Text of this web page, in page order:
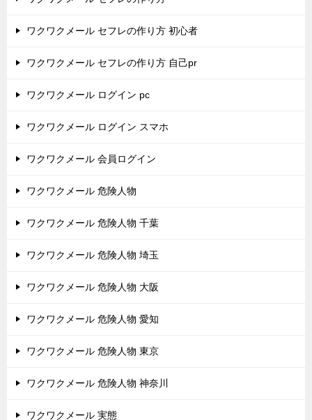
ワクワクメール セフレの作り方 初心者
ワクワクメール セフレの作り方 自己pr
ワクワクメール ログイン pc
ワクワクメール ログイン スマホ
ワクワクメール 会員ログイン
ワクワクメール 危険人物
ワクワクメール 危険人物 千葉
ワクワクメール 危険人物 埼玉
ワクワクメール 危険人物 大阪
ワクワクメール 危険人物 愛知
ワクワクメール 危険人物 東京
ワクワクメール 危険人物 神奈川
ワクワクメール 実態